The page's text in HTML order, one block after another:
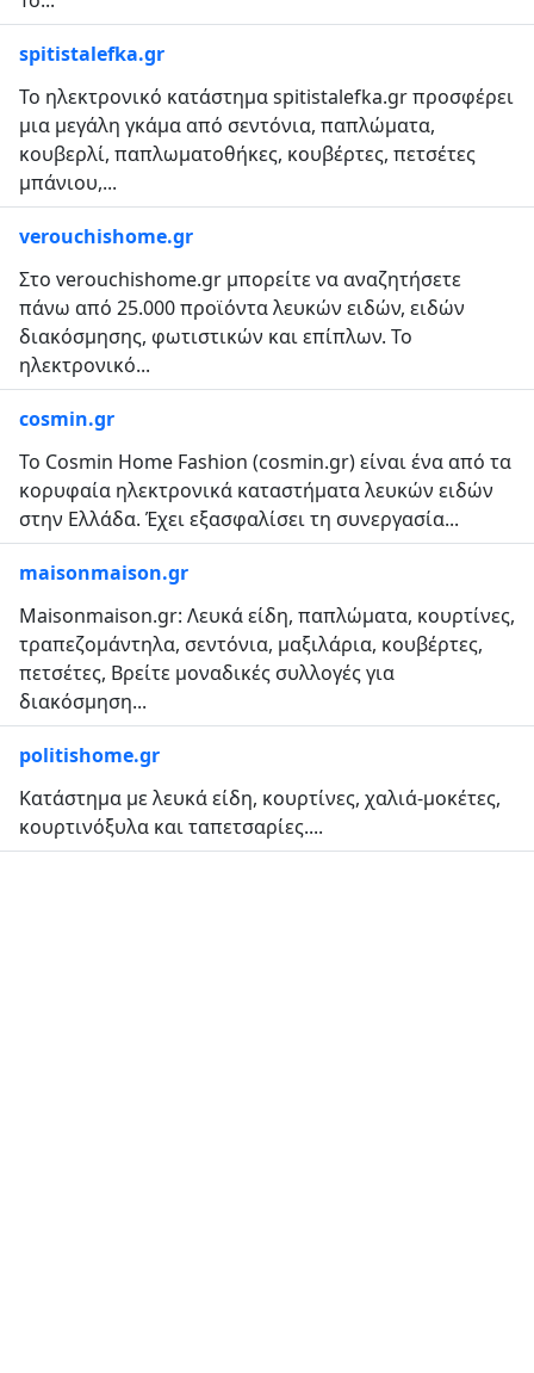
spitistalefka.gr
To ηλεκτρονικό κατάστημα spitistalefka.gr προσφέρει
μια μεγάλη γκάμα από σεντόνια, παπλώματα,
κουβερλί, παπλωματοθήκες, κουβέρτες, πετσέτες
μπάνιου,...
verouchishome.gr
Στο verouchishome.gr μπορείτε να αναζητήσετε
πάνω από 25.000 προϊόντα λευκών ειδών, ειδών
διακόσμησης, φωτιστικών και επίπλων. Το
ηλεκτρονικό...
cosmin.gr
Το Cosmin Home Fashion (cosmin.gr) είναι ένα από τα
κορυφαία ηλεκτρονικά καταστήματα λευκών ειδών
στην Ελλάδα. Έχει εξασφαλίσει τη συνεργασία...
maisonmaison.gr
Maisonmaison.gr: Λευκά είδη, παπλώματα, κουρτίνες,
τραπεζομάντηλα, σεντόνια, μαξιλάρια, κουβέρτες,
πετσέτες, Βρείτε μοναδικές συλλογές για
διακόσμηση...
politishome.gr
Κατάστημα με λευκά είδη, κουρτίνες, χαλιά-μοκέτες,
κουρτινόξυλα και ταπετσαρίες....